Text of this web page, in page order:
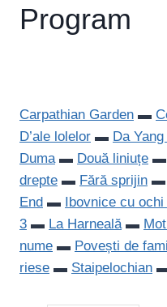
Program
Carpathian Garden ▬
D’ale lolelor ▬ Da
Duma▬ Două liniuțe ▬
drepte ▬ Fără sprijin ▬
End ▬ Ibovnice cu
3 ▬ La Harneală▬
nume ▬ Povești de
riese ▬ Staipelochian